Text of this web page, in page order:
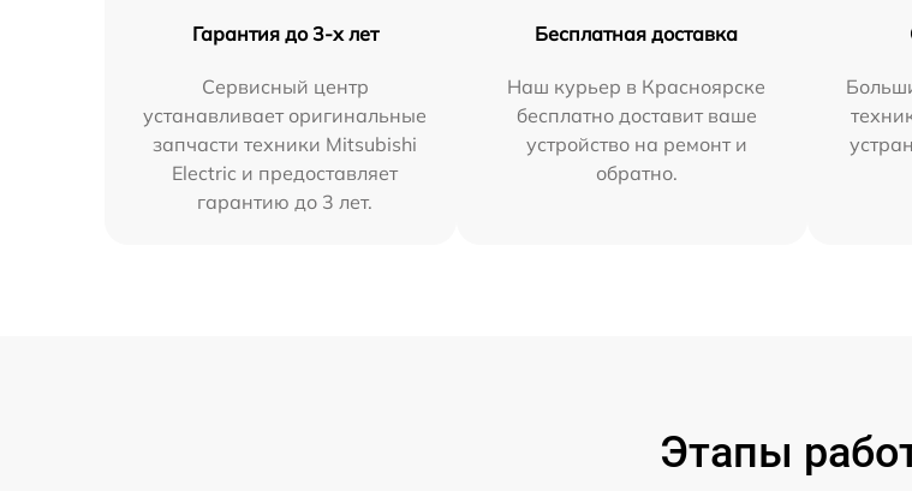
Гарантия до 3-х лет
Сервисный центр
устанавливает оригинальные
запчасти техники Mitsubishi
Electric и предоставляет
гарантию до 3 лет.
Бесплатная доставка
Наш курьер в Красноярске
бесплатно доставит ваше
устройство на ремонт и
обратно.
Этапы